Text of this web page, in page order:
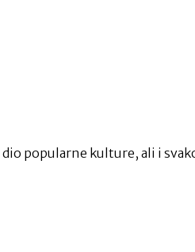
dio popularne kulture, ali i